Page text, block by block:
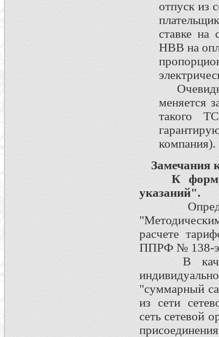
отпуск из
ставке на
НВВ на
меняется
такого
компания).
Замечания
К
указаний".
расчете
ППРФ № 138-
В
"суммарный
из сети
сеть сетевой